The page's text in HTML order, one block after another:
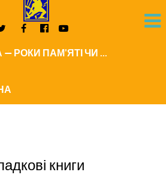
— РОКИ ПАМ'ЯТІ ЧИ ...
книги